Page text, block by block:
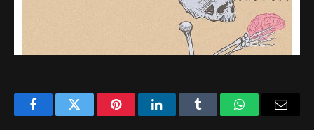
FacebookTwitter PinterestLinkedInTumblr WhatsApp